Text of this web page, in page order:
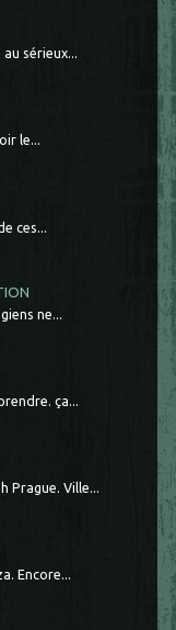
sérieux...
le...
ces...
ne...
ça...
Prague. Ville...
Encore...